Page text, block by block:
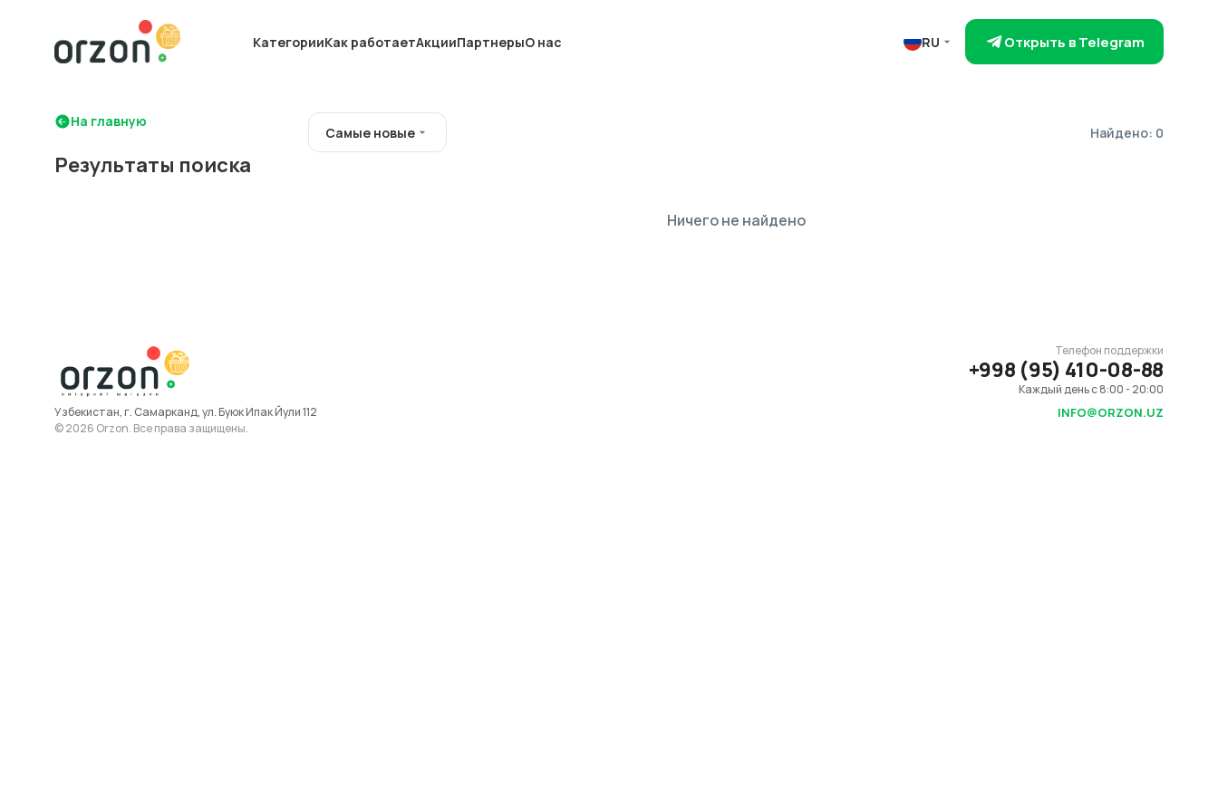
КатегорииКак работаетАкцииПартнерыО нас RU Открыть в Telegram
На главную
Результаты поиска
Самые новые Найдено: 0
Ничего не найдено
Узбекистан, г. Самарканд, ул. Буюк Ипак Йули 112
© 2026 Orzon. Все права защищены.
Телефон поддержки
+998 (95) 410-08-88
Каждый день с 8:00 - 20:00
INFO@ORZON.UZ